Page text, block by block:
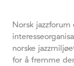
Norsk
norske
for å fremme